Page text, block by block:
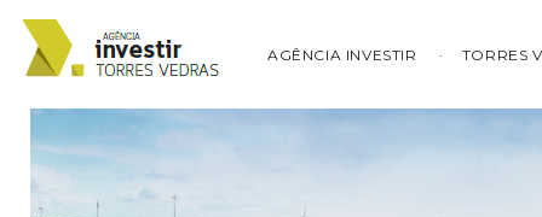
AGÊNCIA INVESTIR TORRES